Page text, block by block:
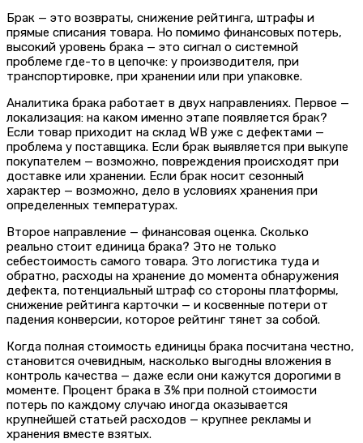
Брак — это возвраты, снижение рейтинга, штрафы и
прямые списания товара. Но помимо финансовых потерь,
высокий уровень брака — это сигнал о системной
проблеме где-то в цепочке: у производителя, при
транспортировке, при хранении или при упаковке.
Аналитика брака работает в двух направлениях. Первое —
локализация: на каком именно этапе появляется брак?
Если товар приходит на склад WB уже с дефектами —
проблема у поставщика. Если брак выявляется при выкупе
покупателем — возможно, повреждения происходят при
доставке или хранении. Если брак носит сезонный
характер — возможно, дело в условиях хранения при
определенных температурах.
Второе направление — финансовая оценка. Сколько
реально стоит единица брака? Это не только
себестоимость самого товара. Это логистика туда и
обратно, расходы на хранение до момента обнаружения
дефекта, потенциальный штраф со стороны платформы,
снижение рейтинга карточки — и косвенные потери от
падения конверсии, которое рейтинг тянет за собой.
Когда полная стоимость единицы брака посчитана честно,
становится очевидным, насколько выгодны вложения в
контроль качества — даже если они кажутся дорогими в
моменте. Процент брака в 3% при полной стоимости
потерь по каждому случаю иногда оказывается
крупнейшей статьей расходов — крупнее рекламы и
хранения вместе взятых.